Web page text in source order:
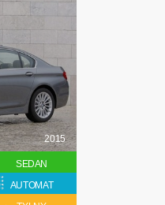
2015
SEDAN
AUTOMAT